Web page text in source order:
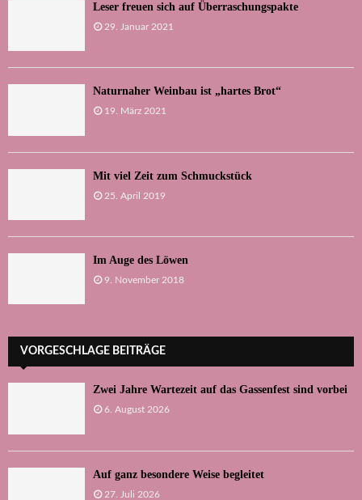
Leser freuen sich auf Überraschungspakte
29. Januar 2021
Naturnaher Weinbau ist „hartes Brot“
19. März 2021
Mit viel Zeit zum Schmuckstück
25. April 2019
Im Auge des Löwen
9. November 2018
VORGESCHLAGE BEITRÄGE
Zwei Jahre Wartezeit auf das Gassenfest sind vorbei
6. August 2026
Auf ganz besondere Weise begleitet
27. Juli 2026